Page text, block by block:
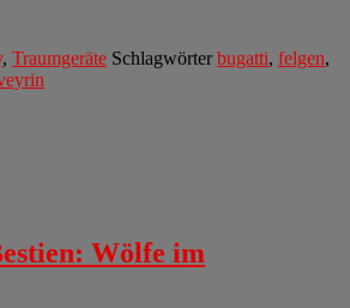
, Traumgeräte Schlagwörter bugatti, felgen,
Wölfe im